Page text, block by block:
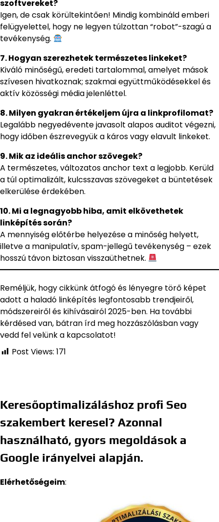
szoftvereket?
Igen, de csak körültekintően! Mindig kombináld emberi
felügyelettel, hogy ne legyen túlzottan “robot”-szagú a
tevékenység.
7. Hogyan szerezhetek természetes linkeket?
Kiváló minőségű, eredeti tartalommal, amelyet mások
szívesen hivatkoznak; szakmai együttműködésekkel és
aktív közösségi média jelenléttel.
8. Milyen gyakran értékeljem újra a linkprofilomat?
Legalább negyedévente javasolt alapos auditot végezni,
hogy időben észrevegyük a káros vagy elavult linkeket.
9. Mik az ideális anchor szövegek?
A természetes, változatos anchor text a legjobb. Kerüld
a túl optimalizált, kulcsszavas szövegeket a büntetések
elkerülése érdekében.
10. Mi a legnagyobb hiba, amit elkövethetek
linképítés során?
A mennyiség előtérbe helyezése a minőség helyett,
illetve a manipulatív, spam-jellegű tevékenység – ezek
hosszú távon biztosan visszaüthetnek.
Reméljük, hogy cikkünk átfogó és lényegre törő képet
adott a haladó linképítés legfontosabb trendjeiről,
módszereiről és kihívásairól 2025-ben. Ha további
kérdésed van, bátran írd meg hozzászólásban vagy
vedd fel velünk a kapcsolatot!
Post Views: 171
Keresőoptimalizáláshoz profi Seo
szakembert keresel? Azonnal
használható, gyors megoldások a
Google irányelvei alapján.
Elérhetőségeim: